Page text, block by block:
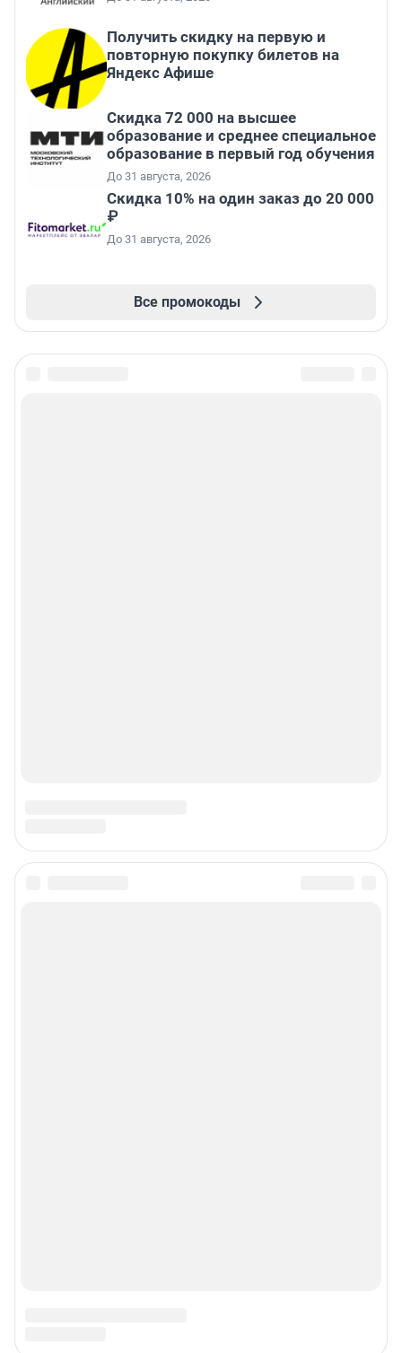
Получить скидку на первую и
повторную покупку билетов на
Яндекс Афише
Скидка 72 000 на высшее
образование и среднее специальное
образование в первый год обучения
До 31 августа, 2026
Скидка 10% на один заказ до 20 000
₽
До 31 августа, 2026
Все промокоды